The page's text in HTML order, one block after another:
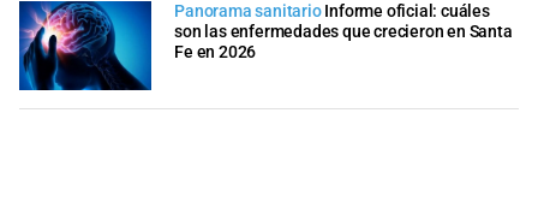
Panorama sanitarioInforme oficial: cuáles
son las enfermedades que crecieron en Santa
Fe en 2026